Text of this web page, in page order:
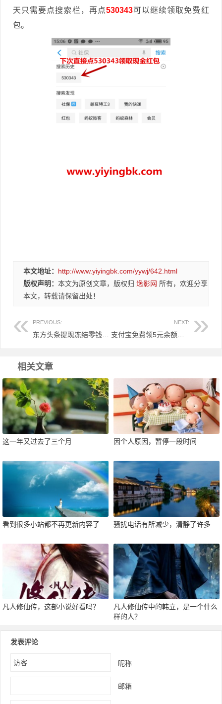
天只需要点搜索栏，再点530343可以继续领取免费红
包。
本文地址： http://www.yiyingbk.com/yywj/642.html
版权声明： 本文为原创文章，版权归 逸影网 所有，欢迎分享
本文，转载请保留出处！
PREVIOUS: NEXT:
支付宝免费领5元余额宝消费红包，再领最高100万的体验金！
相关文章
这一年又过去了三个月 因个人原因，暂停一段时间
看到很多小站都不再更新内容了 骚扰电话有所减少，清静了许多
凡人修仙传，这部小说好看吗？
凡人修仙传中的韩立，是一个什么
样的人？
发表评论
昵称
邮箱